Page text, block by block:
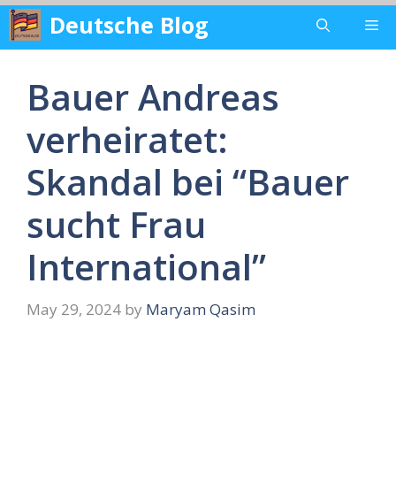
Skip
content
Deutsche Blog
Bauer Andreas
verheiratet:
Skandal bei “Bauer
sucht Frau
International”
May 29, 2024 by Maryam Qasim